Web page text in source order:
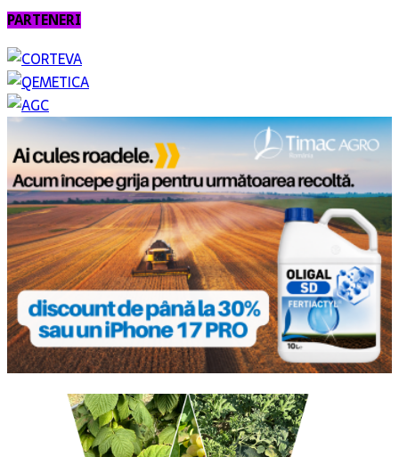
PARTENERI